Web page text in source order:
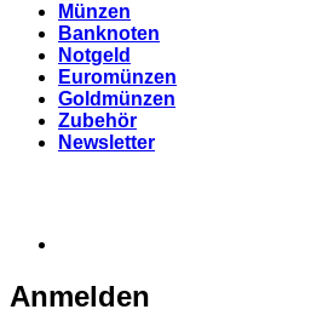
Münzen
Banknoten
Notgeld
Euromünzen
Goldmünzen
Zubehör
Newsletter
Anmelden